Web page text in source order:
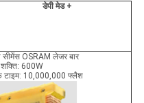
डेपी मेड +
सीमेंस OSRAM लेजर बार
600W
टाइम: 10,000,000 फ्लैश